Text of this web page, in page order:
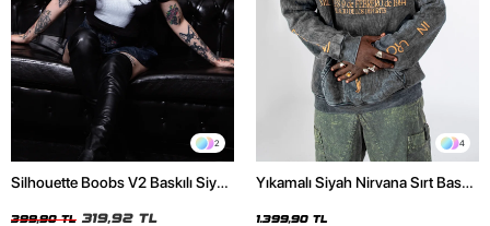
2
Silhouette Boobs V2 Baskılı Siyah
399,90 TL 319,92 TL
4
Yıkamalı Siyah Nirvana Sırt Baskılı
1.399,90 TL